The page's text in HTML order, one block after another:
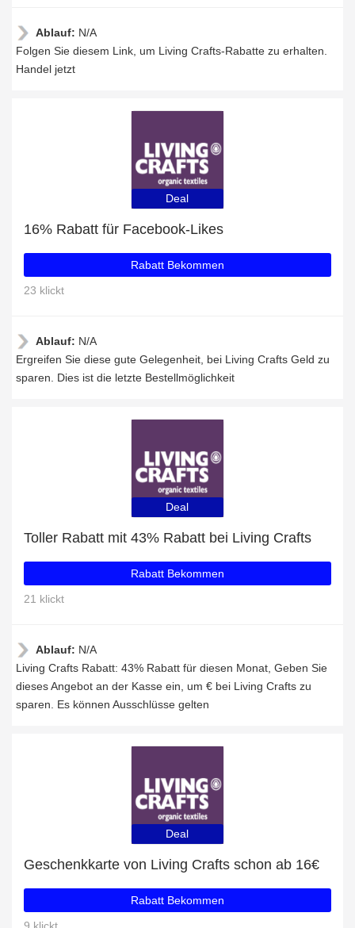
Ablauf: N/A
Folgen Sie diesem Link, um Living Crafts-Rabatte zu erhalten.
Handel jetzt
Deal
16% Rabatt für Facebook-Likes
Rabatt Bekommen
23 klickt
Ablauf: N/A
Ergreifen Sie diese gute Gelegenheit, bei Living Crafts Geld zu
sparen. Dies ist die letzte Bestellmöglichkeit
Deal
Toller Rabatt mit 43% Rabatt bei Living Crafts
Rabatt Bekommen
21 klickt
Ablauf: N/A
Living Crafts Rabatt: 43% Rabatt für diesen Monat, Geben Sie
dieses Angebot an der Kasse ein, um € bei Living Crafts zu
sparen. Es können Ausschlüsse gelten
Deal
Geschenkkarte von Living Crafts schon ab 16€
Rabatt Bekommen